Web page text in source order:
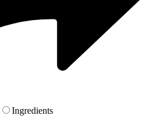
Ingredients